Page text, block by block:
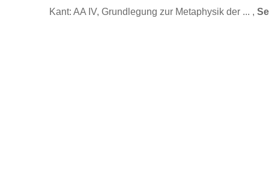
Kant: AA IV, Grundlegung zur Metaphysik der ... ,